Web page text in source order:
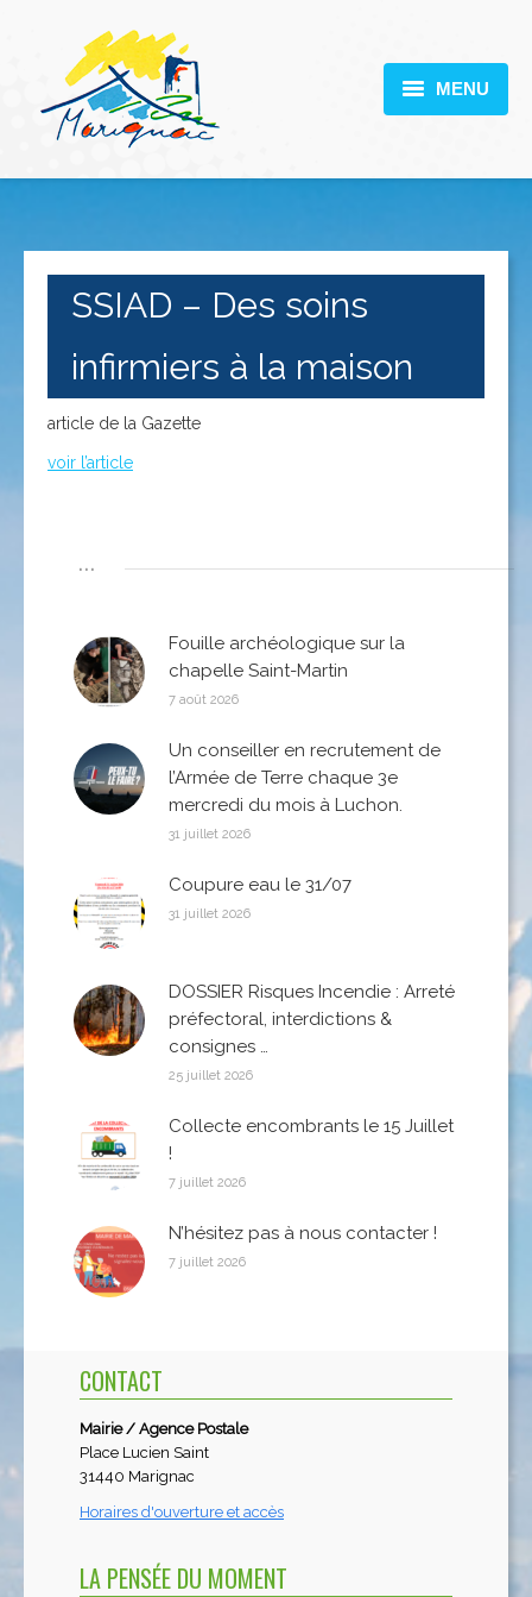
MENU
VIE PRATIQUE
SCOLARITÉ
SSIAD – Des soins
infirmiers à la maison
article de la Gazette
voir l’article
...
Fouille archéologique sur la
chapelle Saint-Martin
7 août 2026
Un conseiller en recrutement de
l’Armée de Terre chaque 3e
mercredi du mois à Luchon.
31 juillet 2026
Coupure eau le 31/07
31 juillet 2026
DOSSIER Risques Incendie : Arreté
préfectoral, interdictions &
consignes …
25 juillet 2026
Collecte encombrants le 15 Juillet
!
7 juillet 2026
N’hésitez pas à nous contacter !
7 juillet 2026
CONTACT
Mairie / Agence Postale
Place Lucien Saint
31440 Marignac
Horaires d'ouverture et accès
LA PENSÉE DU MOMENT